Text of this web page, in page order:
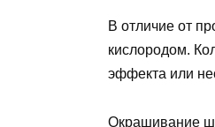
В отличие от
кислородом.
эффекта или
Окрашивание